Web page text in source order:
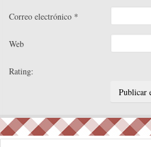
Correo electrónico *
Web
Rating: